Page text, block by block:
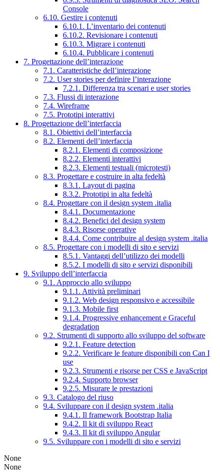
Console
6.10. Gestire i contenuti
6.10.1. L’inventario dei contenuti
6.10.2. Revisionare i contenuti
6.10.3. Migrare i contenuti
6.10.4. Pubblicare i contenuti
7. Progettazione dell’interazione
7.1. Caratteristiche dell’interazione
7.2. User stories per definire l’interazione
7.2.1. Differenza tra scenari e user stories
7.3. Flussi di interazione
7.4. Wireframe
7.5. Prototipi interattivi
8. Progettazione dell’interfaccia
8.1. Obiettivi dell’interfaccia
8.2. Elementi dell’interfaccia
8.2.1. Elementi di composizione
8.2.2. Elementi interattivi
8.2.3. Elementi testuali (microtesti)
8.3. Progettare e costruire in alta fedeltà
8.3.1. Layout di pagina
8.3.2. Prototipi in alta fedeltà
8.4. Progettare con il design system .italia
8.4.1. Documentazione
8.4.2. Benefici del design system
8.4.3. Risorse operative
8.4.4. Come contribuire al design system .italia
8.5. Progettare con i modelli di sito e servizi
8.5.1. Vantaggi dell’utilizzo dei modelli
8.5.2. I modelli di sito e servizi disponibili
9. Sviluppo dell’interfaccia
9.1. Approccio allo sviluppo
9.1.1. Attività preliminari
9.1.2. Web design responsivo e accessibile
9.1.3. Mobile first
9.1.4. Progressive enhancement e Graceful
degradation
9.2. Strumenti di supporto allo sviluppo del software
9.2.1. Feature detection
9.2.2. Verificare le feature disponibili con Can I
use
9.2.3. Strumenti e risorse per CSS e JavaScript
9.2.4. Supporto browser
9.2.5. Misurare le prestazioni
9.3. Catalogo del riuso
9.4. Sviluppare con il design system .italia
9.4.1. Il framework Bootstrap Italia
9.4.2. Il kit di sviluppo React
9.4.3. Il kit di sviluppo Angular
9.5. Sviluppare con i modelli di sito e servizi
None
None